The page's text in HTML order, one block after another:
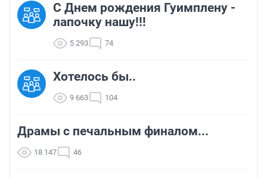
С Днем рождения Гуимплену -
лапочку нашу!!!
5 293 74
Хотелось бы..
9 663 104
Драмы с печальным финалом...
18 147 46